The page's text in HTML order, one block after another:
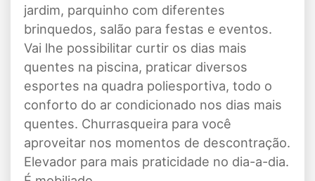
jardim, parquinho com diferentes
brinquedos, salão para festas e eventos.
Vai lhe possibilitar curtir os dias mais
quentes na piscina, praticar diversos
esportes na quadra poliesportiva, todo o
conforto do ar condicionado nos dias mais
quentes. Churrasqueira para você
aproveitar nos momentos de descontração.
Elevador para mais praticidade no dia-a-dia.